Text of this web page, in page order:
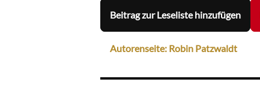
Beitrag zur Leseliste hinzufügen
Autorenseite: Robin Patzwaldt